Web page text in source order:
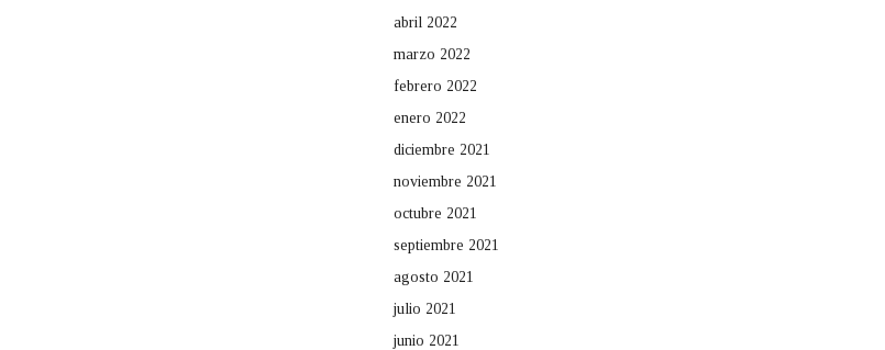
abril 2022
marzo 2022
febrero 2022
enero 2022
diciembre 2021
noviembre 2021
octubre 2021
septiembre 2021
agosto 2021
julio 2021
junio 2021